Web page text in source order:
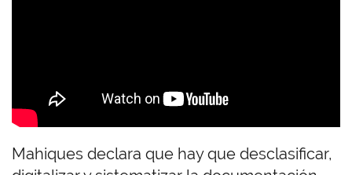
Mahiques declara que hay que desclasificar,